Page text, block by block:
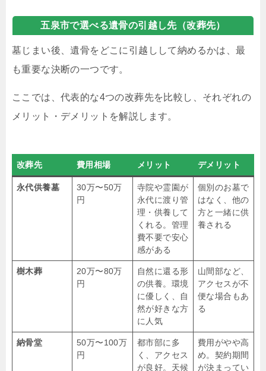
五泉市で選べる遺骨の引越し先（改葬先）
墓じまい後、遺骨をどこに引越しして納めるかは、最
も重要な決断の一つです。
ここでは、代表的な4つの改葬先を比較し、それぞれの
メリット・デメリットを解説します。
改葬先 費用相場 メリット デメリット
永代供養墓
30万〜50万
円
寺院や霊園が
永代に渡り管
理・供養して
くれる。管理
費不要で安心
感がある
個別のお墓で
はなく、他の
方と一緒に供
養される
樹木葬
20万〜80万
円
自然に還る形
の供養。環境
に優しく、自
然が好きな方
に人気
山間部など、
アクセスが不
便な場合もあ
る
納骨堂
50万〜100万
円
都市部に多
く、アクセス
が良好。天候
費用がやや高
め。契約期間
が決まってい